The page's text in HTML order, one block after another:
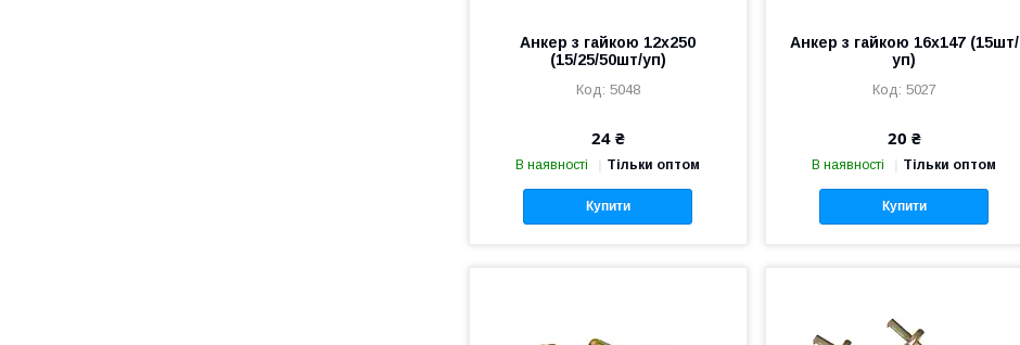
Анкер з гайкою 12х250
(15/25/50шт/уп)
5048
24 ₴
В наявності Тільки оптом
Купити
Анкер з гайкою 16х147 (15шт/
уп)
5027
20 ₴
В наявності Тільки оптом
Купити